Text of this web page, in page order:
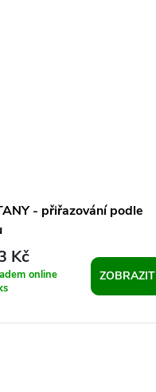
- přiřazování podle
Kč
online
ZOBRAZIT